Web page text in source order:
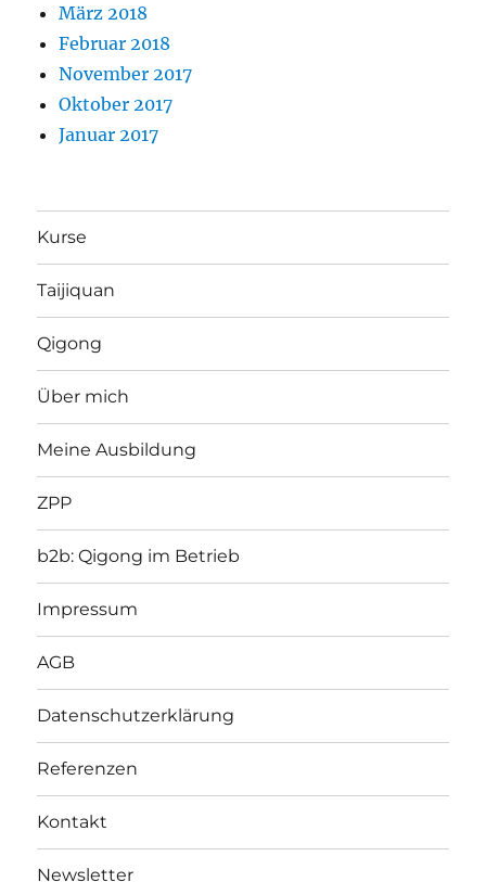
März 2018
Februar 2018
November 2017
Oktober 2017
Januar 2017
Kurse
Taijiquan
Qigong
Über mich
Meine Ausbildung
ZPP
b2b: Qigong im Betrieb
Impressum
AGB
Datenschutzerklärung
Referenzen
Kontakt
Newsletter